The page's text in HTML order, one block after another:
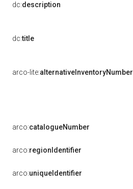
dc:description
dc:title
arco-lite:alternativeInventoryNumber
arco:catalogueNumber
arco:regionIdentifier
arco:uniqueIdentifier